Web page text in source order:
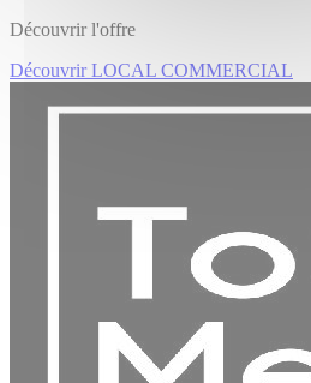
Découvrir l'offre
Découvrir LOCAL COMMERCIAL